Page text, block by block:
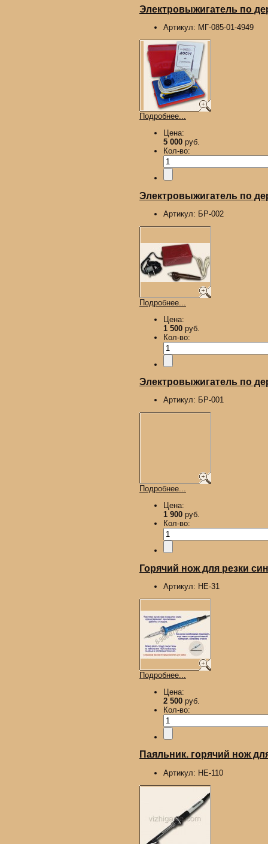
Электровыжигатель по
Артикул: МГ-085-01-4949
Подробнее...
Цена:
5 000 руб.
Кол-во:
Электровыжигатель по
Артикул: БР-002
Подробнее...
Цена:
1 500 руб.
Кол-во:
Электровыжигатель по
Артикул: БР-001
Подробнее...
Цена:
1 900 руб.
Кол-во:
Горячий нож для резки
Артикул: HE-31
Подробнее...
Цена:
2 500 руб.
Кол-во:
Паяльник. горячий нож
Артикул: HE-110